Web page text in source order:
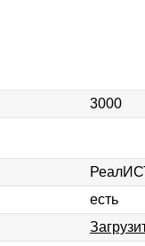
3000
есть